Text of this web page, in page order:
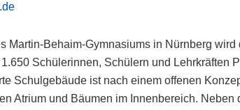
Martin-Behaim-Gymnasiums in Nürnberg
Schülerinnen, Schülern und Lehrkräften
Schulgebäude ist nach einem offenen
Atrium und Bäumen im Innenbereich. Neben